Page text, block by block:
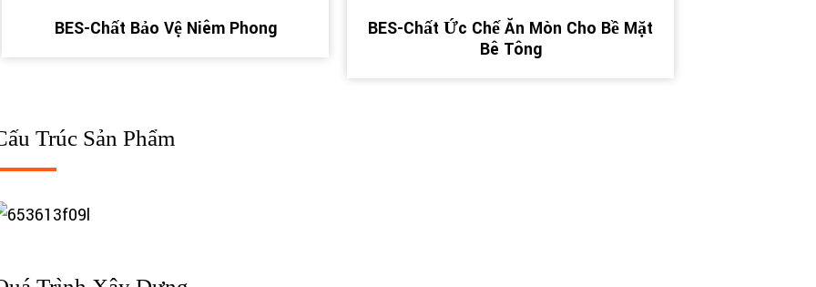
BES-Chất Bảo Vệ Niêm Phong
BES-Chất Ức Chế Ăn Mòn Cho Bề Mặt
Bê Tông
Trúc Sản Phẩm